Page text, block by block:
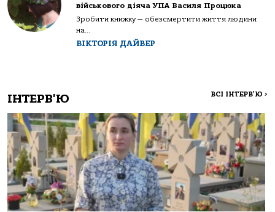
військового діяча УПА Василя Процюка
Зробити книжку — обезсмертити життя людини
на...
ВІКТОРІЯ ДАЙВЕР
ІНТЕРВ'Ю ВСІ ІНТЕРВ'Ю >